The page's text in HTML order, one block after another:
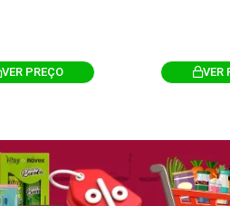
VER PREÇO VER